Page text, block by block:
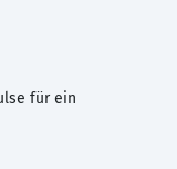
für ein